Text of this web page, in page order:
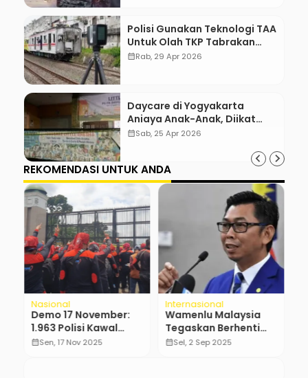
Polisi Gunakan Teknologi TAA
Untuk Olah TKP Tabrakan
Kereta Bekasi
calendar_monthRab, 29 Apr 2026
Daycare di Yogyakarta
Aniaya Anak-Anak, Diikat
Hingga Lebam
calendar_monthSab, 25 Apr 2026
REKOMENDASI UNTUK ANDA
Nasional
Demo 17 November:
1.963 Polisi Kawal
Buruh dan Mahasiswa
calendar_monthSen, 17 Nov 2025
Internasional
Wamenlu Malaysia
Tegaskan Berhenti
Lindungi Riza Chalid
calendar_monthSel, 2 Sep 2025